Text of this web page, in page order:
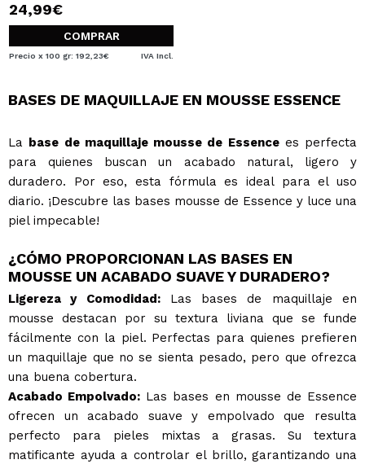
24,99€
COMPRAR
Precio x 100 gr: 192,23€ IVA Incl.
BASES DE MAQUILLAJE EN MOUSSE ESSENCE
La base de maquillaje mousse de Essencees perfecta
para quienes buscan un acabado natural, ligero y
duradero. Por eso, esta fórmula es ideal para el uso
diario. ¡Descubre las bases mousse de Essence y luce una
piel impecable!
¿CÓMO PROPORCIONAN LAS BASES EN
MOUSSE UN ACABADO SUAVE Y DURADERO?
Ligereza y Comodidad:Las bases de maquillaje en
mousse destacan por su textura liviana que se funde
fácilmente con la piel. Perfectas para quienes prefieren
un maquillaje que no se sienta pesado, pero que ofrezca
una buena cobertura.
Acabado Empolvado: Las bases en mousse de Essence
ofrecen un acabado suave y empolvado que resulta
perfecto para pieles mixtas a grasas. Su textura
matificante ayuda a controlar el brillo, garantizando una